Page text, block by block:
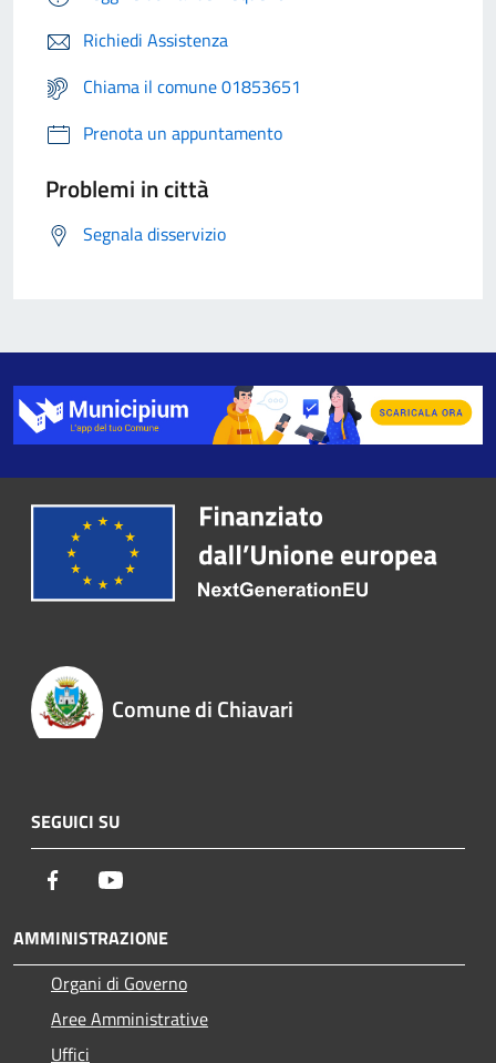
Richiedi Assistenza
Chiama il comune 01853651
Prenota un appuntamento
Problemi in città
Segnala disservizio
Comune di Chiavari
SEGUICI SU
Facebook
AMMINISTRAZIONE
Organi di Governo
Aree Amministrative
Uffici